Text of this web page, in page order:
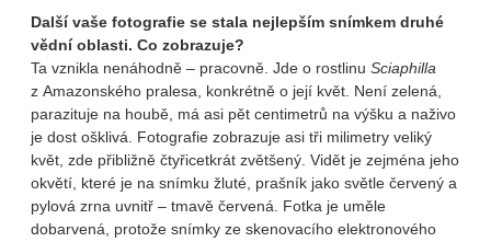
Další vaše fotografie se stala nejlepším snímkem druhé
vědní oblasti. Co zobrazuje?
Ta vznikla nenáhodně – pracovně. Jde o rostlinu Sciaphilla
z Amazonského pralesa, konkrétně o její květ. Není zelená,
parazituje na houbě, má asi pět centimetrů na výšku a naživo
je dost ošklivá. Fotografie zobrazuje asi tři milimetry veliký
květ, zde přibližně čtyřicetkrát zvětšený. Vidět je zejména jeho
okvětí, které je na snímku žluté, prašník jako světle červený a
pylová zrna uvnitř – tmavě červená. Fotka je uměle
dobarvená, protože snímky ze skenovacího elektronového